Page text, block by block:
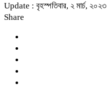
Update : বৃহস্পতিবার, ২ মার্চ, ২০২৩
Share